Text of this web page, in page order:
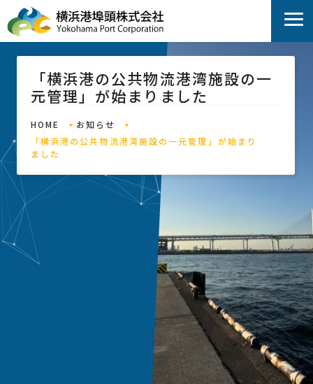
「横浜港の公共物流港湾施設の一
元管理」が始まりました
HOME
お知らせ
「横浜港の公共物流港湾施設の一元管理」が始まり
ました